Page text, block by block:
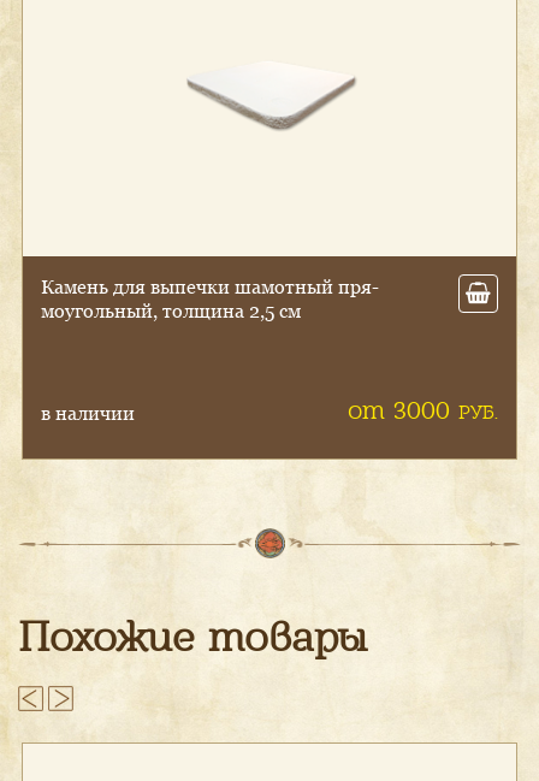
Ка­мень для вы­печ­ки ша­мот­ный пря­
мо­уголь­ный, тол­щи­на 2,5 см
в наличии от 3000 РУБ.
Похожие товары